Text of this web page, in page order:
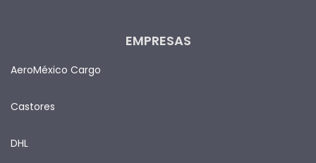
EMPRESAS
AeroMéxico Cargo
Castores
DHL